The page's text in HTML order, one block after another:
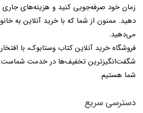
زمان خود صرفه‌جویی کنید و هزینه‌های
دهید. ممنون از شما که با خرید آنلاین به
می‌دهید.
فروشگاه خرید آنلاین کتاب وستابوک، با
شگفت‌انگیزترین تخفیف‌ها در خدمت شماست.
شما هستیم.
دسترسی سریع